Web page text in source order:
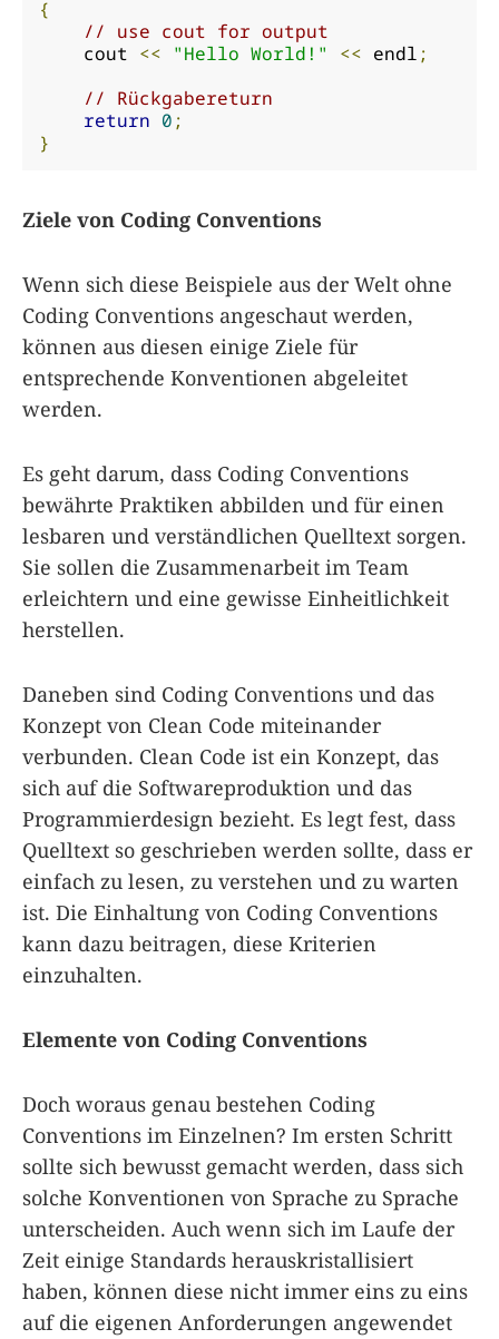
{
// use cout for output
    cout
<< "Hello World!" << endl ;
// Rückgabereturn
return 0 ;
}
Ziele von Coding Conventions
Wenn sich diese Beispiele aus der Welt ohne
Coding Conventions angeschaut werden,
können aus diesen einige Ziele für
entsprechende Konventionen abgeleitet
werden.
Es geht darum, dass Coding Conventions
bewährte Praktiken abbilden und für einen
lesbaren und verständlichen Quelltext sorgen.
Sie sollen die Zusammenarbeit im Team
erleichtern und eine gewisse Einheitlichkeit
herstellen.
Daneben sind Coding Conventions und das
Konzept von Clean Code miteinander
verbunden. Clean Code ist ein Konzept, das
sich auf die Softwareproduktion und das
Programmierdesign bezieht. Es legt fest, dass
Quelltext so geschrieben werden sollte, dass er
einfach zu lesen, zu verstehen und zu warten
ist. Die Einhaltung von Coding Conventions
kann dazu beitragen, diese Kriterien
einzuhalten.
Elemente von Coding Conventions
Doch woraus genau bestehen Coding
Conventions im Einzelnen? Im ersten Schritt
sollte sich bewusst gemacht werden, dass sich
solche Konventionen von Sprache zu Sprache
unterscheiden. Auch wenn sich im Laufe der
Zeit einige Standards herauskristallisiert
haben, können diese nicht immer eins zu eins
auf die eigenen Anforderungen angewendet